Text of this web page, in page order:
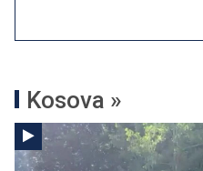
Kosova »